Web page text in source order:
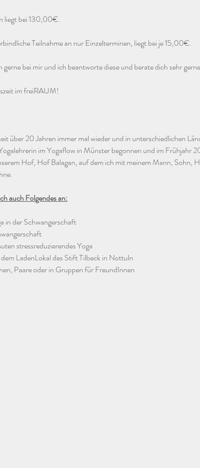
liegt bei 130,00€.
Teilnahme an nur Einzelterminen, liegt bei je 15,00€.
bei mir und ich beantworte diese und berate dich sehr
im freiRAUM!
über 20 Jahren immer mal wieder und in unterschiedlichen
im Yogaflow in Münster begonnen und im Frühjahr
Hof, Hof Balagan, auf dem ich mit meinem Mann, Sohn,
auch Folgendes an:
in der Schwangerschaft
stressreduzierendes Yoga
LadenLokal des Stift Tilbeck in Nottuln
Paare oder in Gruppen für FreundInnen